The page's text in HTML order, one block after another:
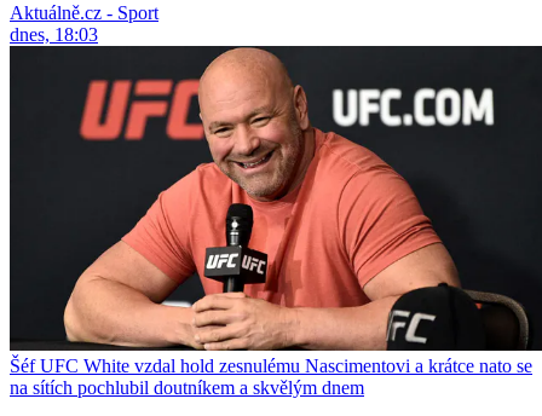
Aktuálně.cz - Sport
dnes, 18:03
Šéf UFC White vzdal hold zesnulému Nascimentovi a krátce nato se
na sítích pochlubil doutníkem a skvělým dnem